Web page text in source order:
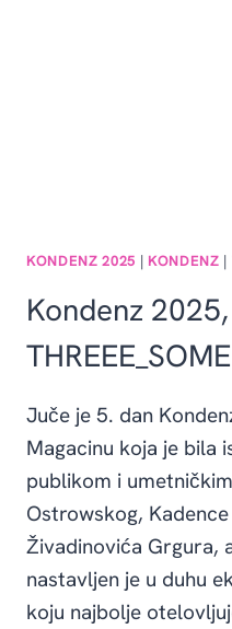
KONDENZ 2025 | KONDENZ |
Kondenz
Juče je 5. dan
Magacinu koja je bila
publikom i
Ostrowskog,
Živadinovića Grgura,
nastavljen je u duhu
koju najbolje